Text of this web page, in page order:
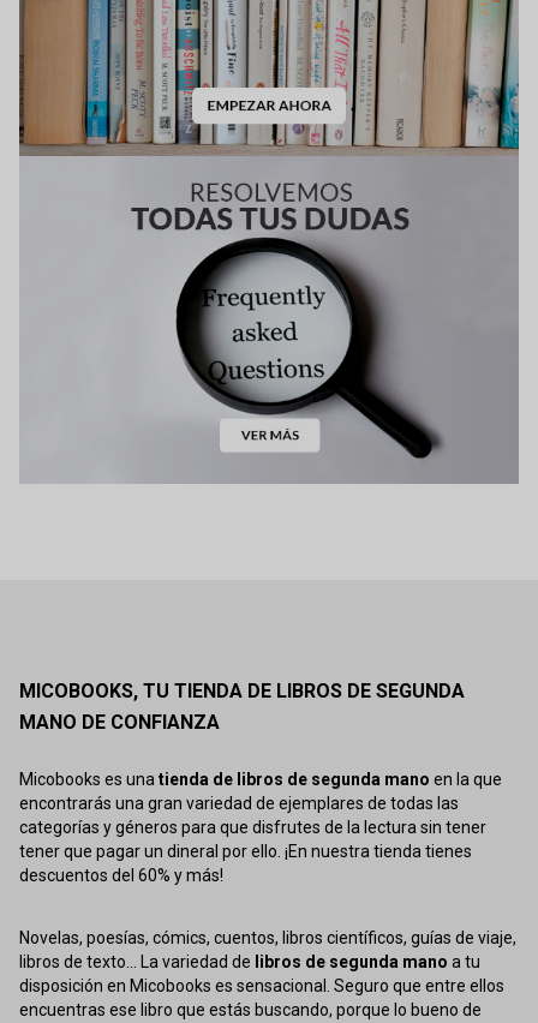
MICOBOOKS, TU TIENDA DE LIBROS DE SEGUNDA
MANO DE CONFIANZA
Micobooks es unatienda de libros de segunda mano en la que
encontrarás una gran variedad de ejemplares de todas las
categorías y géneros para que disfrutes de la lectura sin tener
tener que pagar un dineral por ello. ¡En nuestra tienda tienes
descuentos del 60% y más!
Novelas, poesías, cómics, cuentos, libros científicos, guías de viaje,
libros de texto... La variedad de libros de segunda mano a tu
disposición en Micobooks es sensacional. Seguro que entre ellos
encuentras ese libro que estás buscando, porque lo bueno de